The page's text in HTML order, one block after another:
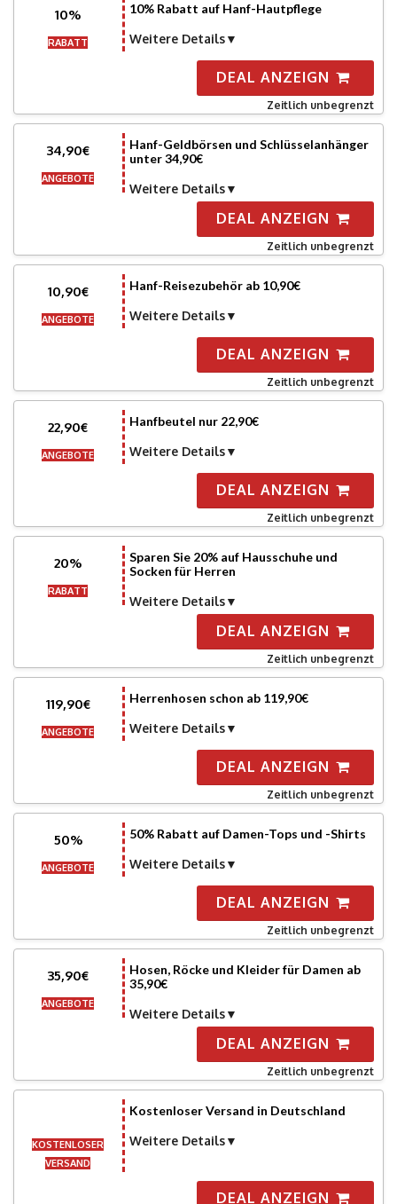
10%
RABATT
10% Rabatt auf Hanf-Hautpflege
Weitere Details
DEAL ANZEIGN
Zeitlich unbegrenzt
34,90€
ANGEBOTE
Hanf-Geldbörsen und Schlüsselanhänger
unter 34,90€
Weitere Details
DEAL ANZEIGN
Zeitlich unbegrenzt
10,90€
ANGEBOTE
Hanf-Reisezubehör ab 10,90€
Weitere Details
DEAL ANZEIGN
Zeitlich unbegrenzt
22,90€
ANGEBOTE
Hanfbeutel nur 22,90€
Weitere Details
DEAL ANZEIGN
Zeitlich unbegrenzt
20%
RABATT
Sparen Sie 20% auf Hausschuhe und
Socken für Herren
Weitere Details
DEAL ANZEIGN
Zeitlich unbegrenzt
119,90€
ANGEBOTE
Herrenhosen schon ab 119,90€
Weitere Details
DEAL ANZEIGN
Zeitlich unbegrenzt
50%
ANGEBOTE
50% Rabatt auf Damen-Tops und -Shirts
Weitere Details
DEAL ANZEIGN
Zeitlich unbegrenzt
35,90€
ANGEBOTE
Hosen, Röcke und Kleider für Damen ab
35,90€
Weitere Details
DEAL ANZEIGN
Zeitlich unbegrenzt
KOSTENLOSER
VERSAND
Kostenloser Versand in Deutschland
Weitere Details
DEAL ANZEIGN